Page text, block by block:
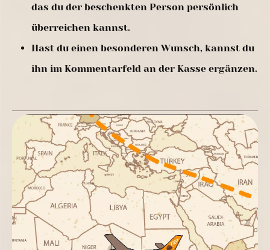
das du der beschenkten Person persönlich
überreichen kannst.
Hast du einen besonderen Wunsch, kannst du
ihn im Kommentarfeld an der Kasse ergänzen.